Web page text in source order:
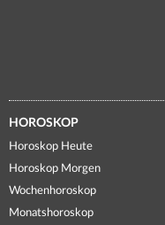
HOROSKOP
Horoskop Heute
Horoskop Morgen
Wochenhoroskop
Monatshoroskop